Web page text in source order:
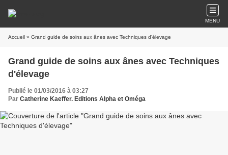
MENU
Accueil » Grand guide de soins aux ânes avec Techniques d'élevage
Grand guide de soins aux ânes avec Techniques
d'élevage
Publié le 01/03/2016 à 03:27
Par Catherine Kaeffer. Editions Alpha et Oméga